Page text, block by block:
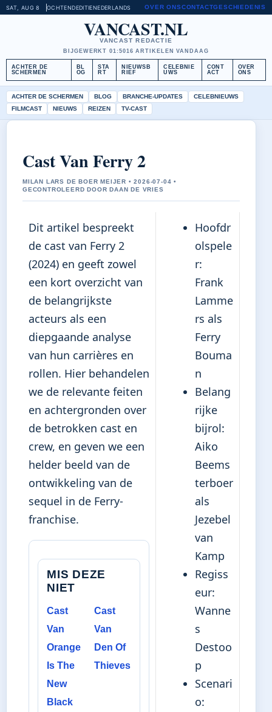
SAT, AUG 8 OCHTENDEDITIENEDERLANDS OVER ONSCONTACTGESCHIEDENIS
VANCAST.NL
VANCAST REDACTIE
BIJGEWERKT 01:5016 ARTIKELEN VANDAAG
ACHTER DE
SCHERMEN
BL
OG
STA
RT
NIEUWSB
RIEF
CELEBNIE
UWS
CONT
ACT
OVER
ONS
ACHTER DE SCHERMEN BLOG BRANCHE-UPDATES
CELEBNIEUWS
FILMCAST
NIEUWS REIZEN TV-CAST
Cast Van Ferry 2
MILAN LARS DE BOER MEIJER • 2026-07-04 •
GECONTROLEERD DOOR DAAN DE VRIES
Dit artikel bespreekt
de cast van Ferry 2
(2024) en geeft zowel
een kort overzicht van
de belangrijkste
acteurs als een
diepgaande analyse
van hun carrières en
rollen. Hier behandelen
we de relevante feiten
en achtergronden over
de betrokken cast en
crew, en geven we een
helder beeld van de
ontwikkeling van de
sequel in de Ferry-
franchise.
MIS DEZE
NIET
Cast
Van
Orange
Is The
New
Black
Cast
Van
Den Of
Thieves
Hoofdr
olspele
r:
Frank
Lamme
rs als
Ferry
Bouma
n
Belang
rijke
bijrol:
Aiko
Beems
terboer
als
Jezebel
van
Kamp
Regiss
eur:
Wanne
s
Destoo
p
Scenari
o: